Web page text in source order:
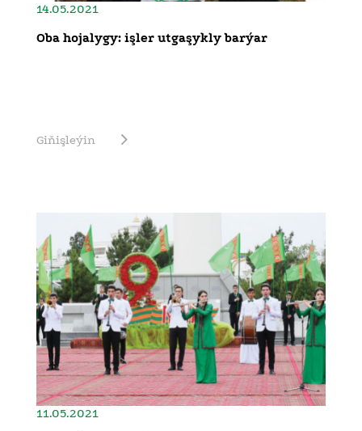
14.05.2021
Oba hojalygy: işler utgaşykly barýar
Giňişleýin
11.05.2021